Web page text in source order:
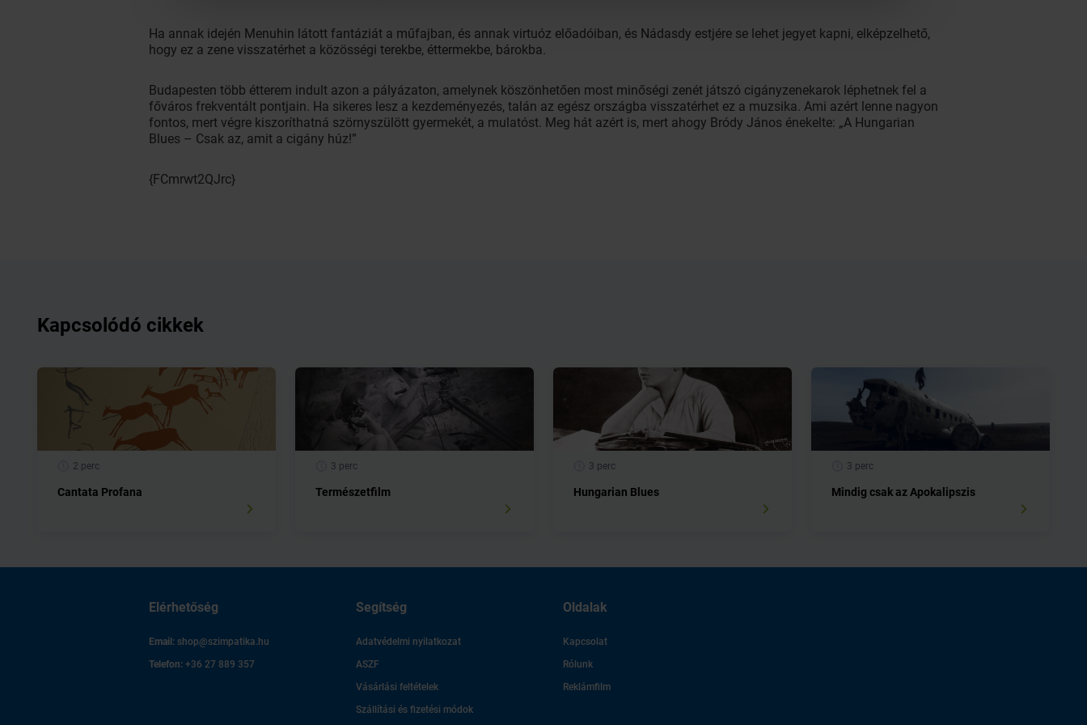
Ha annak idején Menuhin látott fantáziát a műfajban, és annak virtuóz előadóiban, és Nádasdy estjére se lehet jegyet kapni, elképzelhető,
hogy ez a zene visszatérhet a közösségi terekbe, éttermekbe, bárokba.
Budapesten több étterem indult azon a pályázaton, amelynek köszönhetően most minőségi zenét játszó cigányzenekarok léphetnek fel a
főváros frekventált pontjain. Ha sikeres lesz a kezdeményezés, talán az egész országba visszatérhet ez a muzsika. Ami azért lenne nagyon
fontos, mert végre kiszoríthatná szörnyszülött gyermekét, a mulatóst. Meg hát azért is, mert ahogy Bródy János énekelte: „A Hungarian
Blues – Csak az, amit a cigány húz!”
{FCmrwt2QJrc}
Kapcsolódó cikkek
2 perc
Cantata Profana
3 perc
Természetfilm
3 perc
Hungarian Blues
3 perc
Mindig csak az Apokalipszis
Elérhetőség
Email: shop@szimpatika.hu
Telefon: +36 27 889 357
Segítség
Adatvédelmi nyilatkozat
ASZF
Vásárlási feltételek
Szállítási és fizetési módok
Oldalak
Kapcsolat
Rólunk
Reklámfilm